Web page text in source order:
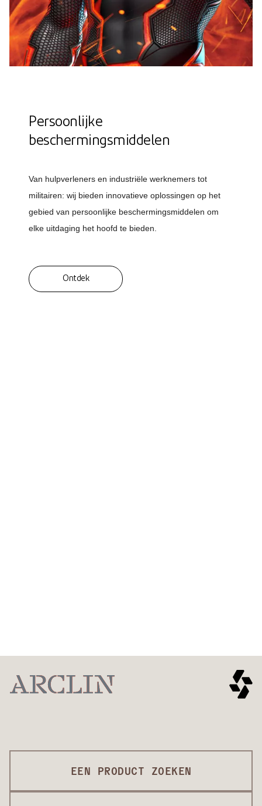
Persoonlijke
beschermingsmiddelen
Van hulpverleners en industriële werknemers tot
militairen: wij bieden innovatieve oplossingen op het
gebied van persoonlijke beschermingsmiddelen om
elke uitdaging het hoofd te bieden.
Ontdek
EEN PRODUCT ZOEKEN